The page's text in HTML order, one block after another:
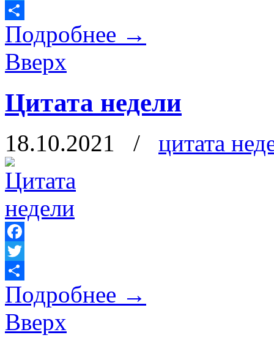
Twitter
Отправить
Подробнее →
Вверх
Цитата недели
18.10.2021 / цитата
Facebook
Twitter
Отправить
Подробнее →
Вверх